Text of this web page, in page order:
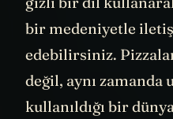
bir medeniyetle
edebilirsiniz.
değil, aynı zamanda
kullanıldığı bir